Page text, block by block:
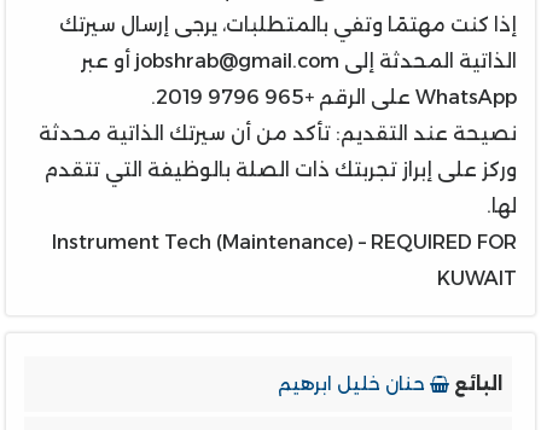
إذا كنت مهتمًا وتفي بالمتطلبات، يرجى إرسال سيرتك
الذاتية المحدثة إلى jobshrab@gmail.com أو عبر
WhatsApp على الرقم +965 9796 2019.
نصيحة عند التقديم: تأكد من أن سيرتك الذاتية محدثة
وركز على إبراز تجربتك ذات الصلة بالوظيفة التي تتقدم
لها.
Instrument Tech (Maintenance) – REQUIRED FOR
KUWAIT
البائع حنان خليل ابرهيم